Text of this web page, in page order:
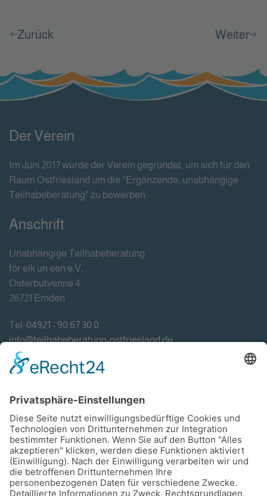
Zurück Weiter
Der Verein
Im Juni 2017 wurde der Verein gegründet, um sich für den
Raum Ostfriesland um die "Ergänzende, unabhängige
Teilhabeberatung" zu bewerben.
Anschrift
Unabhängige Teilhabeberatung
för elk un een e.V.
Osterbutvenne 4
26721 Emden
Tel: 04921 - 90 67 30 0
info@teilhabeberatung-ostfriesland.de
Förderung